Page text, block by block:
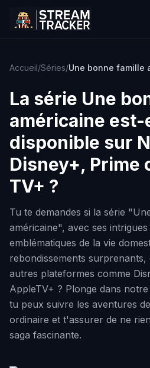
Accueil/Séries/
La série Une
américaine est-
disponible sur
Disney+, Prime
TV+ ?
Tu te demandes si la série
américaine", avec ses
emblématiques de la vie
rebondissements
autres plateformes comme
AppleTV+ ? Plonge dans
tu peux suivre les aventures
ordinaire et t'assurer de ne
saga fascinante.